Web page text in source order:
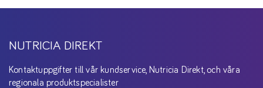
NUTRICIA DIREKT
Kontaktuppgifter till vår kundservice, Nutricia Direkt, och våra
regionala produktspecialister